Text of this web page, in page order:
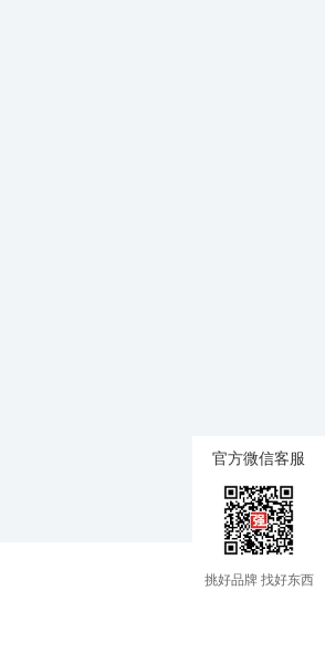
官方微信客服
挑好品牌 找好东西